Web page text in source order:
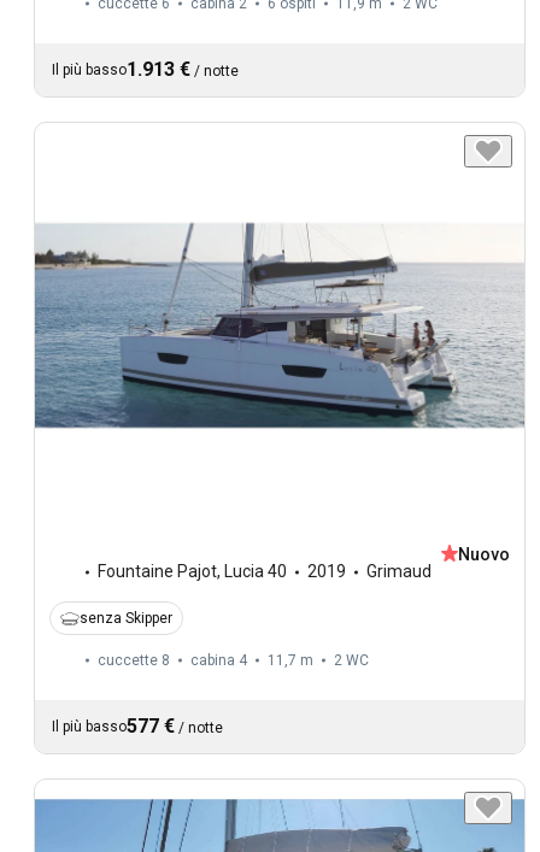
Il più basso1.913 € / notte
Fountaine Pajot, Lucia 40 2019 Grimaud
Nuovo
senza Skipper
cuccette 8 cabina 4 11,7 m 2 WC
Il più basso577 € / notte